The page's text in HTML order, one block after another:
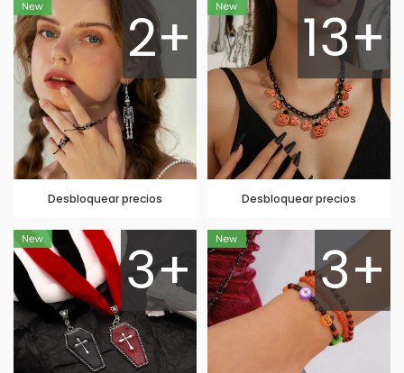
2+
Desbloquear precios
13+
Desbloquear precios
3+ 3+